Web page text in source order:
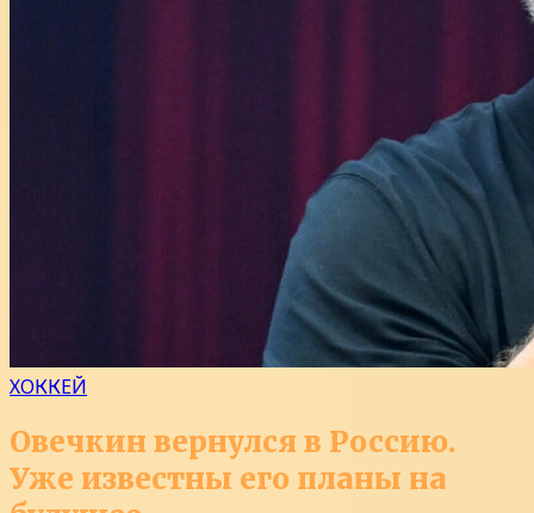
ХОККЕЙ
Овечкин вернулся в Россию.
Уже известны его планы на